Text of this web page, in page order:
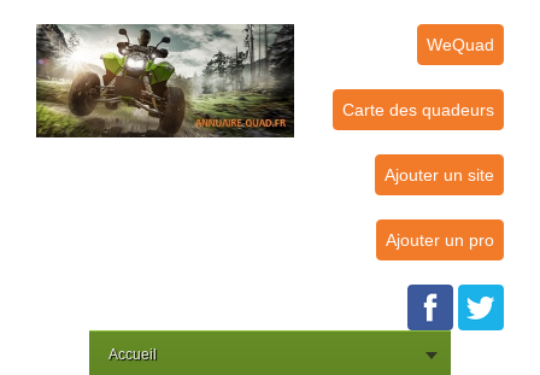
WeQuad
Carte des quadeurs
Ajouter un site
Ajouter un pro
Accueil